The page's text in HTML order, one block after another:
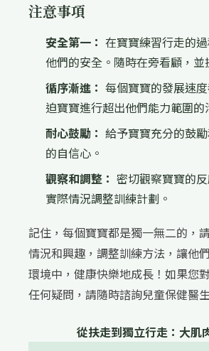
注意事項
安全第一： 在寶寶練習行走的
他們的安全。隨時在旁看顧，並
循序漸進： 每個寶寶的發展速
迫寶寶進行超出他們能力範圍的
耐心鼓勵： 給予寶寶充分的鼓
的自信心。
觀察和調整： 密切觀察寶寶的
實際情況調整訓練計劃。
記住，每個寶寶都是獨一無二的，
情況和興趣，調整訓練方法，讓他
環境中，健康快樂地成長！如果您
任何疑問，請隨時諮詢兒童保健醫
從扶走到獨立行走：大肌